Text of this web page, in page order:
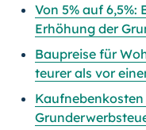
Von 5% auf
Erhöhung der
Baupreise für
teurer als vor